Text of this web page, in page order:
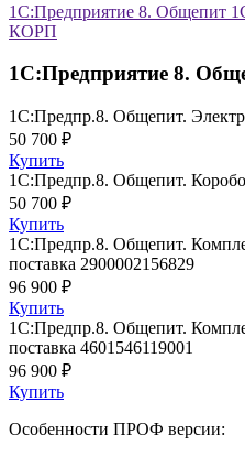
1С:Предприятие 8. Общепит
КОРП
1С:Предприятие 8.
1С:Предпр.8. Общепит.
50 700 ₽
Купить
1С:Предпр.8. Общепит.
50 700 ₽
Купить
1С:Предпр.8. Общепит.
поставка 2900002156829
96 900 ₽
Купить
1С:Предпр.8. Общепит.
поставка 4601546119001
96 900 ₽
Купить
Особенности ПРОФ версии: